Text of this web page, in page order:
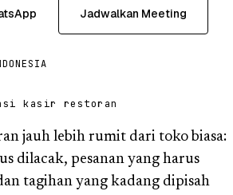
Jadwalkan Meeting
kasir restoran
jauh lebih rumit dari toko biasa:
dilacak, pesanan yang harus
tagihan yang kadang dipisah